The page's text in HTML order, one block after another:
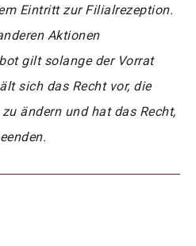
Eintritt zur Filialrezeption.
Aktionen
gilt solange der Vorrat
sich das Recht vor, die
ändern und hat das Recht,